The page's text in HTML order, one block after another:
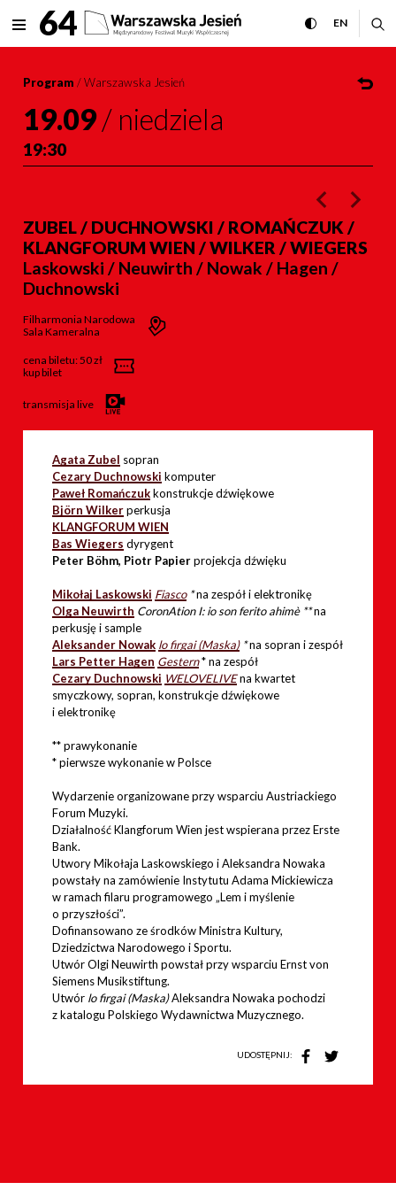
Zubel / Duchnowski /
rozwiń menu
MENU64 przełącz
ENCHANGE
Program /Warszawska Jesień
19.09/ niedziela
19:30
poprzednie
ZUBEL / DUCHNOWSKI / ROMAŃCZUK /
KLANGFORUM WIEN / WILKER / WIEGERS
Laskowski / Neuwirth / Nowak / Hagen /
Duchnowski
Filharmonia Narodowa
Sala Kameralna
cena biletu:50 zł
kup bilet
transmisja live
Agata Zubel sopran
Cezary Duchnowski komputer
Paweł Romańczuk konstrukcje dźwiękowe
Björn Wilker perkusja
KLANGFORUM WIEN
Bas Wiegers dyrygent
Peter Böhm, Piotr Papierprojekcja dźwięku
Mikołaj Laskowski Fiasco*na zespół i elektronikę
Olga Neuwirth CoronAtion I: io son ferito ahimè **na
perkusję i sample
Aleksander Nowak lo firgai (Maska)*na sopran i zespół
Lars Petter Hagen Gestern* na zespół
Cezary Duchnowski WELOVELIVE na kwartet
smyczkowy, sopran, konstrukcje dźwiękowe
i elektronikę
** prawykonanie
* pierwsze wykonanie w Polsce
Wydarzenie organizowane przy wsparciu Austriackiego
Forum Muzyki.
Działalność Klangforum Wien jest wspierana przez Erste
Bank.
Utwory Mikołaja Laskowskiego i Aleksandra Nowaka
powstały na zamówienie Instytutu Adama Mickiewicza
w ramach filaru programowego „Lem i myślenie
o przyszłości”.
Dofinansowano ze środków Ministra Kultury,
Dziedzictwa Narodowego i Sportu.
Utwór Olgi Neuwirth powstał przy wsparciu Ernst von
Siemens Musikstiftung.
Utwór lo firgai (Maska)Aleksandra Nowaka pochodzi
z katalogu Polskiego Wydawnictwa Muzycznego.
UDOSTĘPNIJ: